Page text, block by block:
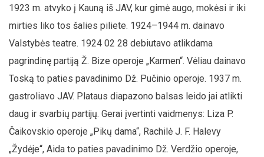
1923 m. atvyko į Kauną iš JAV, kur gimė augo, mokėsi ir iki
mirties liko tos šalies piliete. 1924–1944 m. dainavo
Valstybės teatre. 1924 02 28 debiutavo atlikdama
pagrindinę partiją Ž. Bize operoje „Karmen“. Vėliau dainavo
Toską to paties pavadinimo Dž. Pučinio operoje. 1937 m.
gastroliavo JAV. Plataus diapazono balsas leido jai atlikti
daug ir svarbių partijų. Gerai įvertinti vaidmenys: Liza P.
Čaikovskio operoje „Pikų dama“, Rachilė J. F. Halevy
„Žydėje“, Aida to paties pavadinimo Dž. Verdžio operoje,